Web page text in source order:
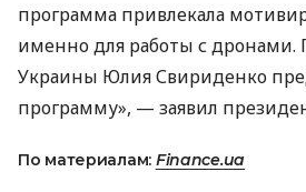
программа привлекала
именно для работы с
Украины Юлия Свириденко
программу», — заявил
По материалам: Finance.ua